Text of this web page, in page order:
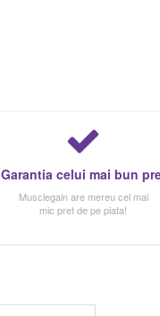
Garantia celui mai bun
Musclegain are mereu cel mai
mic pret de pe piata!